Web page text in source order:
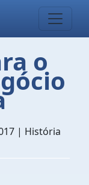
o
| História